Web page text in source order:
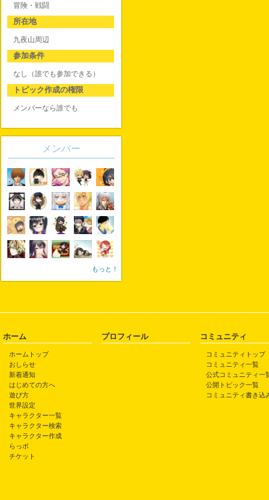
冒険・戦闘
所在地
九夜山周辺
参加条件
なし（誰でも参加できる）
トピック作成の権限
メンバーなら誰でも
メンバー
もっと！
ホーム
ホームトップ
おしらせ
新着通知
はじめての方へ
遊び方
世界設定
キャラクター一覧
キャラクター検索
キャラクター作成
らっポ
チケット
プロフィール コミュニティ
コミュニティトップ
コミュニティ一覧
公式コミュニティ一
公開トピック一覧
コミュニティ書き込